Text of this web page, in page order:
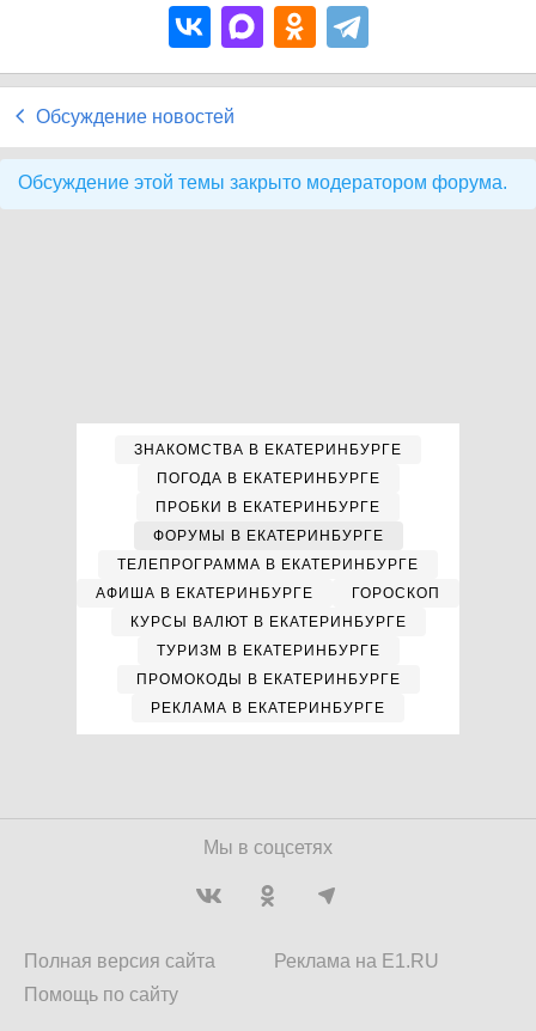
Обсуждение новостей
Обсуждение этой темы закрыто модератором форума.
ЗНАКОМСТВА В ЕКАТЕРИНБУРГЕ
ПОГОДА В ЕКАТЕРИНБУРГЕ
ПРОБКИ В ЕКАТЕРИНБУРГЕ
ФОРУМЫ В ЕКАТЕРИНБУРГЕ
ТЕЛЕПРОГРАММА В ЕКАТЕРИНБУРГЕ
АФИША В ЕКАТЕРИНБУРГЕ
ГОРОСКОП
КУРСЫ ВАЛЮТ В ЕКАТЕРИНБУРГЕ
ТУРИЗМ В ЕКАТЕРИНБУРГЕ
ПРОМОКОДЫ В ЕКАТЕРИНБУРГЕ
РЕКЛАМА В ЕКАТЕРИНБУРГЕ
Мы в соцсетях
Полная версия сайта
Помощь по сайту
Реклама на E1.RU